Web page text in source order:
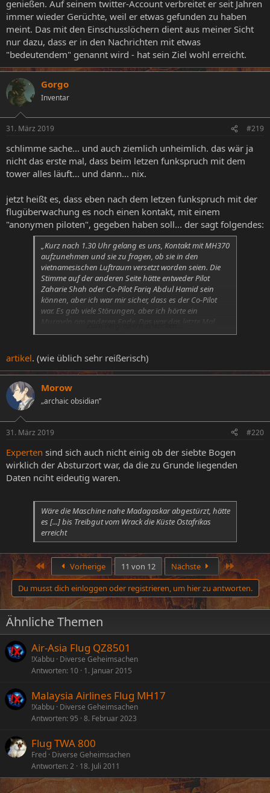
genießen. Auf seinem twitter-Account verbreitet er seit Jahren
immer wieder Gerüchte, weil er etwas gefunden zu haben
meint. Das mit den Einschusslöchern dient aus meiner Sicht
nur dazu, dass er in den Nachrichten mit etwas
"bedeutendem" genannt wird - hat sein Ziel wohl erreicht.
Gorgo
Inventar
31. März 2019 #219
schlimme sache... und auch ziemlich unheimlich. das wär ja
nicht das erste mal, dass beim letzen funkspruch mit dem
tower alles läuft... und dann... nix.
jetzt heißt es, dass eben nach dem letzen funkspruch mit der
flugüberwachung es noch einen kontakt, mit einem
"anonymen piloten", gegeben haben soll... der sagt folgendes:
„Kurz nach 1.30 Uhr gelang es uns, Kontakt mit MH370
aufzunehmen und sie zu fragen, ob sie in den
vietnamesischen Luftraum versetzt worden seien. Die
Stimme auf der anderen Seite hätte entweder Pilot
Zaharie Shah oder Co-Pilot Fariq Abdul Hamid sein
können, aber ich war mir sicher, dass es der Co-Pilot
war. Es gab viele Störungen, aber ich hörte ein
Murmeln am anderen Ende. Das war das letzte Mal,
dass wir von ihnen hörten, als wir die Verbindung
artikel. (wie üblich sehr reißerisch)
Morow
„archaic obsidian”
31. März 2019 #220
Experten sind sich auch nicht einig ob der siebte Bogen
wirklich der Absturzort war, da die zu Grunde liegenden
Daten nciht eideutig waren.
Wäre die Maschine nahe Madagaskar abgestürzt, hätte
es [...] bis Treibgut vom Wrack die Küste Ostafrikas
erreicht
Erste Vorherige 11 von 12 Nächste
Du musst dich einloggen oder registrieren, um hier zu antworten.
Ähnliche Themen
Air-Asia Flug QZ8501
!Xabbu Diverse Geheimsachen
Antworten 10 1. Januar 2015
Malaysia Airlines Flug MH17
!Xabbu Diverse Geheimsachen
Antworten 95 8. Februar 2023
Flug TWA 800
Fred Diverse Geheimsachen
Antworten 2 18. Juli 2011